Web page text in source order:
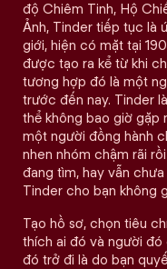
độ Chiêm Tinh, Hộ
Ảnh, Tinder tiếp tục là
giới, hiện có mặt tại
được tạo ra kể từ khi
tương hợp đó là một
trước đến nay. Tinder
thể không bao giờ gặp
một người đồng hành
nhen nhóm chậm rãi
đang tìm, hay vẫn
Tinder cho bạn không
Tạo hồ sơ, chọn tiêu
thích ai đó và người
đó trở đi là do bạn